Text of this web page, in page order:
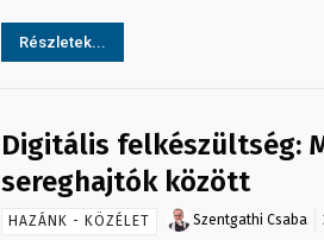
Részletek...
Digitális felkészültség:
sereghajtók között
HAZÁNK - KÖZÉLET Szentgathi Csaba